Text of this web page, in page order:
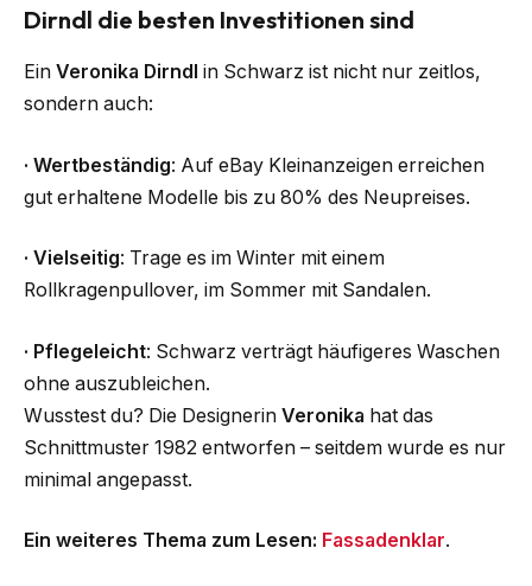
Dirndl die besten Investitionen sind
Ein Veronika Dirndl in Schwarz ist nicht nur zeitlos,
sondern auch:
· Wertbeständig: Auf eBay Kleinanzeigen erreichen
gut erhaltene Modelle bis zu 80% des Neupreises.
· Vielseitig: Trage es im Winter mit einem
Rollkragenpullover, im Sommer mit Sandalen.
· Pflegeleicht: Schwarz verträgt häufigeres Waschen
ohne auszubleichen.
Wusstest du? Die Designerin Veronika hat das
Schnittmuster 1982 entworfen – seitdem wurde es nur
minimal angepasst.
Ein weiteres Thema zum Lesen: Fassadenklar.